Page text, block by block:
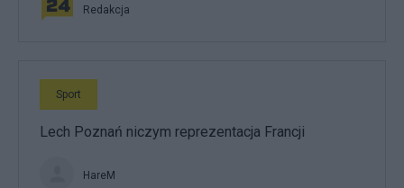
Redakcja
Sport
Lech Poznań niczym reprezentacja Francji
HareM